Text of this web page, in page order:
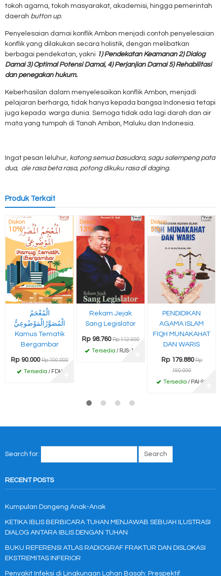
tokoh agama, tokoh masyarakat, akademisi, hingga pemerintah
daerah button up.
Penyelesaian damai konflik Ambon menjadi contoh penyelesaian
konflik yang dilakukan secara holistik, dengan melibatkan
berbagai pendekatan, yakni 1) Pendekatan Keamanan 2) Dialog
Damai 3) Optimal Potensi Damai, 4) Perjanjian Damai 5) Rehabilitasi
dan penegakan hukum.
Keberhasilan dalam menyelesaikan konflik Ambon, menjadi
pelajaran berharga, tidak hanya kepada bangsa Indonesia tetapi
juga kepada warga dunia. Semoga tidak ada lagi darah dan air
mata yang tumpah di Tanah Ambon, Maluku dan Indonesia.
Ingat pesan leluhur, katong semua basudara, sagu salempeng pata
dua, ale rasa beta rasa, potong dikuku rasa di daging.
Produk Terkait
Diskon
10%
الْمُعْجَمُ
الْمُصَوَّرُالْمَوْضُوعِيُّ
Kamus Tematik
Bergambar
Rp 90.000 Rp 100.000
Tersedia / FDH
Diskon
13%
Rekam Jejak
Sang Legislator
Rp 98.760 Rp 112.900
Tersedia / RJS-11
Diskon
5%
PENDIDIKAN
AGAMA ISLAM
FIQH MUNAKAHAT
DAN WARIS
Rp 179.880 Rp
190.000
Tersedia / PAI-99
Search for:
RECENT POSTS
Kumpulan Dongeng Anak-Anak
KETIKA IBLIS BERBICARA TUHAN MENJAWAB SEBUAH ILUSTRASI
DIALOG ANTARA IBLIS DENGAN TUHAN
BUKU REFERENSI ATLAS RADIOGRAF FRAKTUR DAN DISLOKASI
EKSTREMITAS INFERIOR
Penyakit Infeksi di Lingkungan Lahan Basah: Prespektif